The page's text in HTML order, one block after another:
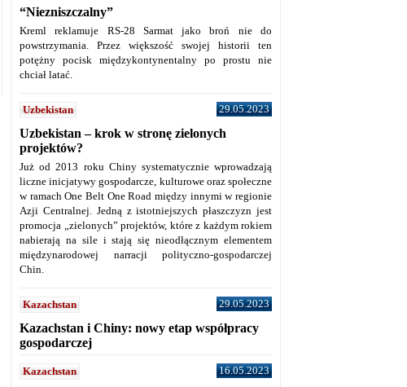
“Niezniszczalny”
Kreml reklamuje RS-28 Sarmat jako broń nie do
powstrzymania. Przez większość swojej historii ten
potężny pocisk międzykontynentalny po prostu nie
chciał latać.
Uzbekistan 29.05.2023
Uzbekistan – krok w stronę zielonych
projektów?
Już od 2013 roku Chiny systematycznie wprowadzają
liczne inicjatywy gospodarcze, kulturowe oraz społeczne
w ramach One Belt One Road między innymi w regionie
Azji Centralnej. Jedną z istotniejszych płaszczyzn jest
promocja „zielonych” projektów, które z każdym rokiem
nabierają na sile i stają się nieodłącznym elementem
międzynarodowej narracji polityczno-gospodarczej
Chin.
Kazachstan 29.05.2023
Kazachstan i Chiny: nowy etap współpracy
gospodarczej
Kazachstan 16.05.2023